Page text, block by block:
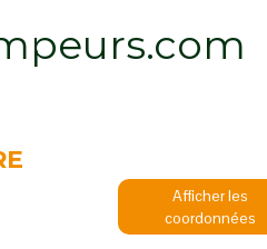
Afficher les
coordonnées